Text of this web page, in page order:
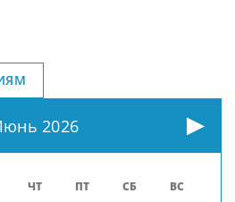
2026
ЧТ ПТ СБ ВС